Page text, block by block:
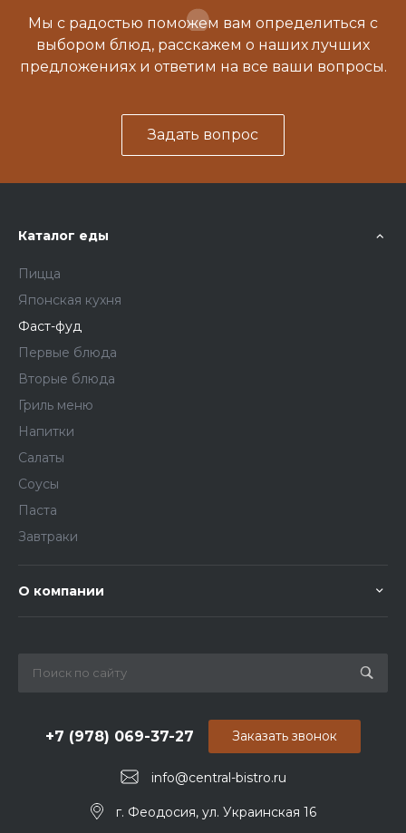
Мы с радостью поможем вам определиться с
выбором блюд, расскажем о наших лучших
предложениях и ответим на все ваши вопросы.
Задать вопрос
Каталог еды
Пицца
Японская кухня
Фаст-фуд
Первые блюда
Вторые блюда
Гриль меню
Напитки
Салаты
Соусы
Паста
Завтраки
О компании
info@central-bistro.ru
+7 (978) 069-37-27
г. Феодосия, ул. Украинская 16
Заказать звонок